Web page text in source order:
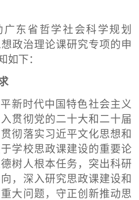
广东省哲学社会科学规划
政治理论课研究专项的申
如下：
新时代中国特色社会主义
贯彻党的二十大和二十届
彻落实习近平文化思想和
学校思政课建设的重要论
树人根本任务，突出科研
，深入研究思政课建设和
大问题，守正创新推动思